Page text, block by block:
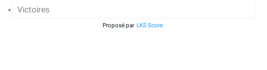
Victoires
Proposé par LKS Score